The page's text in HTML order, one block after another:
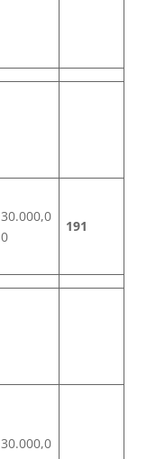
30.000,0
0
191
30.000,0